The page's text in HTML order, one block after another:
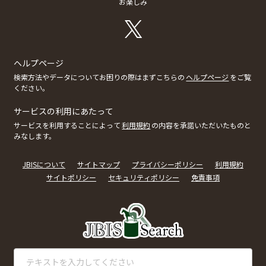
ヘルプページ
検索方法やデータについてお困りの際はまずこちらの ヘルプページ をご覧
ください。
サービスの利用にあたって
サービスを利用することによって 利用規約の内容を承諾いただいたものと
みなします。
JBISについて サイトマップ プライバシーポリシー
利用規約
サイトポリシー
セキュリティポリシー 免責事項